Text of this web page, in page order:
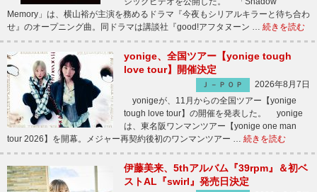
Memory」は、横山裕が主演を務めるドラマ『今夜もシリアルキラーと待ち合わ
せ』のオープニング曲。同ドラマは講談社『good!アフタヌーン … 続きを読む
yonige、全国ツアー【yonige tough
love tour】開催決定
Ｊ－ＰＯＰ
2026年8月7日
yonigeが、11月からの全国ツアー【yonige
tough love tour】の開催を発表した。 yonige
は、東名阪ワンマンツアー【yonige one man
tour 2026】を開幕。メジャー再契約後初のワンマンツアー … 続きを読む
伊藤美来、5thアルバム『39rpm』＆初ベ
ストAL『swirl』発売日決定